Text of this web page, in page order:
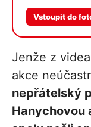
Vstoupit do
Jenže z
akce
nepřátelský
Hanychovou